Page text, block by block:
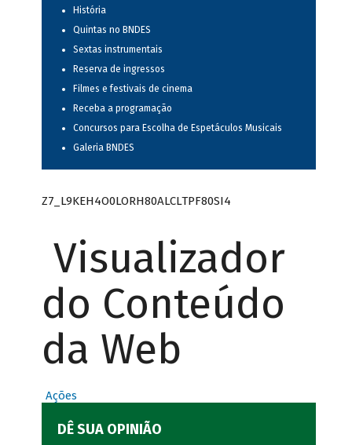
História
Quintas no BNDES
Sextas instrumentais
Reserva de ingressos
Filmes e festivais de cinema
Receba a programação
Concursos para Escolha de Espetáculos Musicais
Galeria BNDES
Z7_L9KEH4O0LORH80ALCLTPF80SI4
Visualizador
do Conteúdo
da Web
Ações
DÊ SUA OPINIÃO